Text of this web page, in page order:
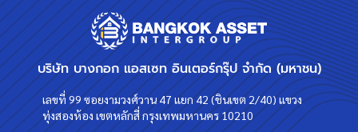
บริษัท บางกอก แอสเซท อินเตอร์กรุ๊ป จำกัด (มหาชน)
เลขที่ 99 ซอยงามวงศ์วาน 47 แยก 42 (ชินเขต 2/40) แขวง
ทุ่งสองห้อง เขตหลักสี่ กรุงเทพมหานคร 10210